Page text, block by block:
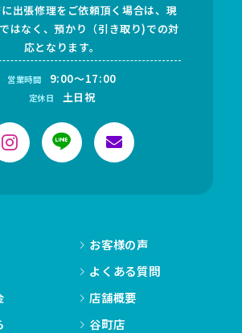
出張修理をご依頼頂く場合は、現
はなく、預かり（引き取り)での対
応となります。
営業時間 9:00～17:00
定休日 土日祝
お客様の声
よくある質問
店舗概要
谷町店